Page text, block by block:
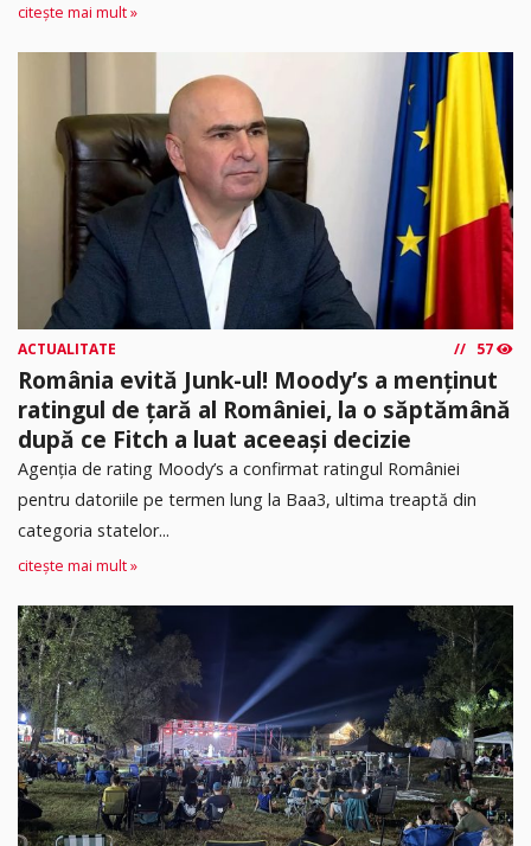
citește mai mult »
ACTUALITATE 57
România evită Junk-ul! Moody’s a menținut
ratingul de țară al României, la o săptămână
după ce Fitch a luat aceeași decizie
Agenția de rating Moody’s a confirmat ratingul României
pentru datoriile pe termen lung la Baa3, ultima treaptă din
categoria statelor...
citește mai mult »